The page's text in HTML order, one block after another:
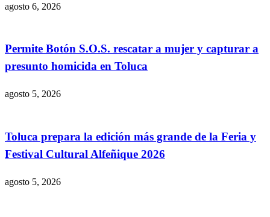
agosto 6, 2026
Permite Botón S.O.S. rescatar a mujer y capturar a
presunto homicida en Toluca
agosto 5, 2026
Toluca prepara la edición más grande de la Feria y
Festival Cultural Alfeñique 2026
agosto 5, 2026